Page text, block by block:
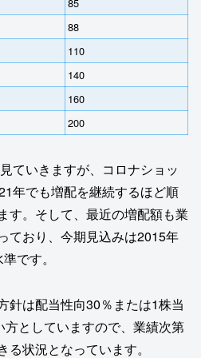
88
110
140
160
200
ていきますが、コロナショッ
年でも増配を継続するほど順
す。そして、最近の増配額も業
ており、今期見込みは2015年
です。
針は配当性向30％または1株当
としていますので、業績次第
状況となっています。